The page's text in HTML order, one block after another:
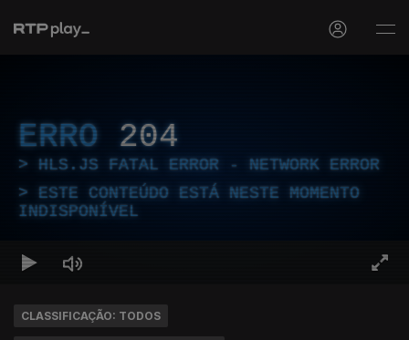
ERRO 204
HLS.JS FATAL ERROR - NETWORK ERROR
ESTE CONTEÚDO ESTÁ NESTE MOMENTO
INDISPONÍVEL
CLASSIFICAÇÃO: TODOS